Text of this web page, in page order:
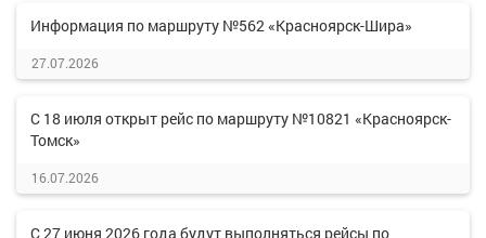
Информация по маршруту №562 «Красноярск-Шира»
27.07.2026
С 18 июля открыт рейс по маршруту №10821 «Красноярск-
Томск»
16.07.2026
С 27 июня 2026 года будут выполняться рейсы по